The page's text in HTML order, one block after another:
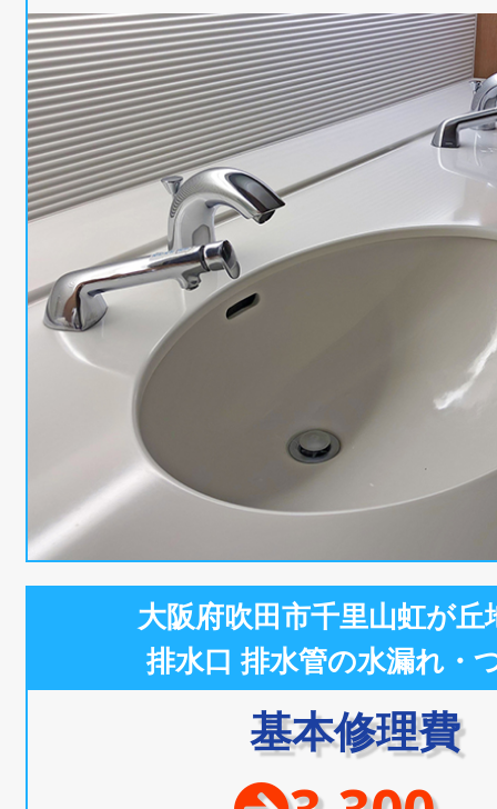
大阪府吹田市千里山虹が丘
排水口 排水管の水漏れ・
基本修理費